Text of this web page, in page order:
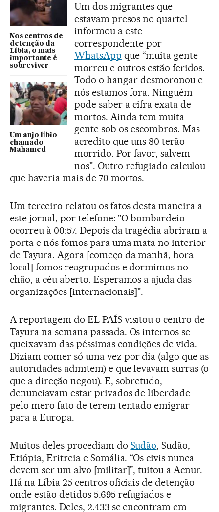
Nos centros de
detenção da
Líbia, o mais
importante é
sobreviver
Um anjo líbio
chamado
Mahamed
Um dos migrantes que
estavam presos no quartel
informou a este
correspondente por
WhatsApp que “muita gente
morreu e outros estão feridos.
Todo o hangar desmoronou e
nós estamos fora. Ninguém
pode saber a cifra exata de
mortos. Ainda tem muita
gente sob os escombros. Mas
acredito que uns 80 terão
morrido. Por favor, salvem-
nos". Outro refugiado calculou
que haveria mais de 70 mortos.
Um terceiro relatou os fatos desta maneira a
este jornal, por telefone: "O bombardeio
ocorreu à 00:57. Depois da tragédia abriram a
porta e nós fomos para uma mata no interior
de Tayura. Agora [começo da manhã, hora
local] fomos reagrupados e dormimos no
chão, a céu aberto. Esperamos a ajuda das
organizações [internacionais]".
A reportagem do EL PAÍS visitou o centro de
Tayura na semana passada. Os internos se
queixavam das péssimas condições de vida.
Diziam comer só uma vez por dia (algo que as
autoridades admitem) e que levavam surras (o
que a direção negou). E, sobretudo,
denunciavam estar privados de liberdade
pelo mero fato de terem tentado emigrar
para a Europa.
Muitos deles procediam do Sudão, Sudão,
Etiópia, Eritreia e Somália. “Os civis nunca
devem ser um alvo [militar]”, tuitou a Acnur.
Há na Líbia 25 centros oficiais de detenção
onde estão detidos 5.695 refugiados e
migrantes. Deles, 2.433 se encontram em